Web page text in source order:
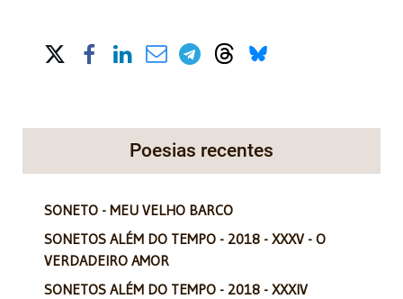
Share on Social Media
Poesias recentes
SONETO - MEU VELHO BARCO
SONETOS ALÉM DO TEMPO - 2018 - XXXV - O
VERDADEIRO AMOR
SONETOS ALÉM DO TEMPO - 2018 - XXXIV